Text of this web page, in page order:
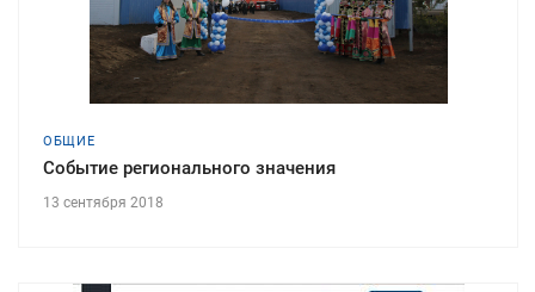
ОБЩИЕ
Событие регионального значения
13 сентября 2018